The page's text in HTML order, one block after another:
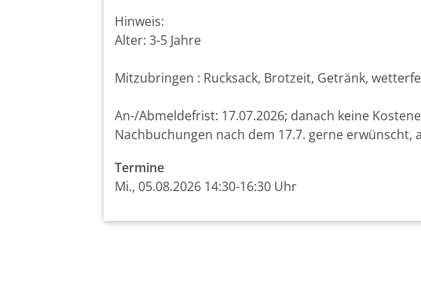
Hinweis:
Alter: 3-5 Jahre
Mitzubringen : Rucksack, Brotzeit, Getränk,
An-/Abmeldefrist: 17.07.2026; danach keine
Nachbuchungen nach dem 17.7. gerne
Termine
Mi., 05.08.2026 14:30-16:30 Uhr